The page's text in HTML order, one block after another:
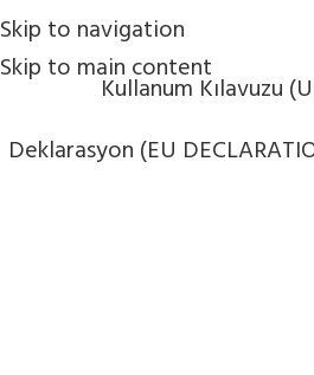
Skip to navigation
Skip to main content
Kullanum Kılavuzu
Deklarasyon (EU